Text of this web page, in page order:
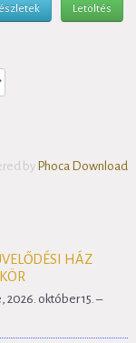
Letöltés
byPhoca Download
HÁZ
2026. október 15. –